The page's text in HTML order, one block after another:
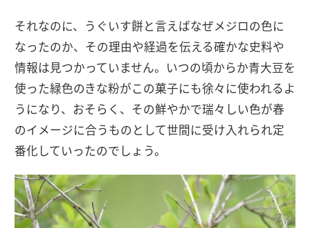
それなのに、うぐいす餅と言えばなぜメジロの色に
なったのか、その理由や経過を伝える確かな史料や
情報は見つかっていません。いつの頃からか青大豆を
使った緑色のきな粉がこの菓子にも徐々に使われるよ
うになり、おそらく、その鮮やかで瑞々しい色が春
のイメージに合うものとして世間に受け入れられ定
番化していったのでしょう。